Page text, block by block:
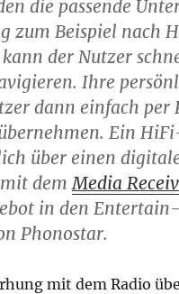
die passende
zum Beispiel nach
der Nutzer
Ihre
dann einfach per
Ein
über einen
mit demMedia
in den
Phonostar.
mit dem Radio